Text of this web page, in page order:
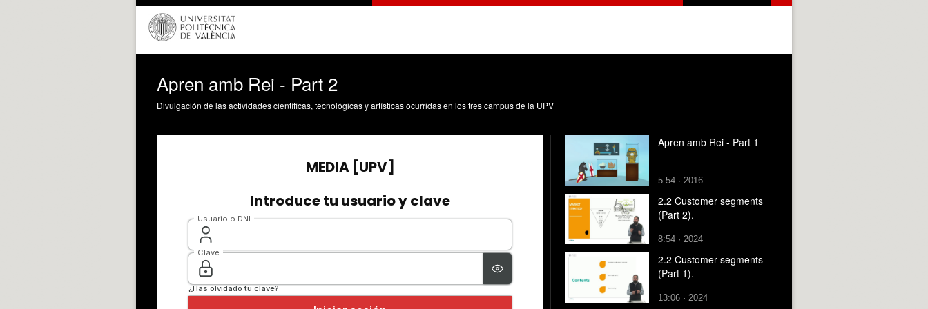
Apren amb Rei - Part 2
Divulgación de las actividades científicas, tecnológicas y artísticas ocurridas en los tres campus de la UPV
Apren amb Rei - Part 1
5:54 · 2016
2.2 Customer segments
(Part 2).
8:54 · 2024
2.2 Customer segments
(Part 1).
13:06 · 2024